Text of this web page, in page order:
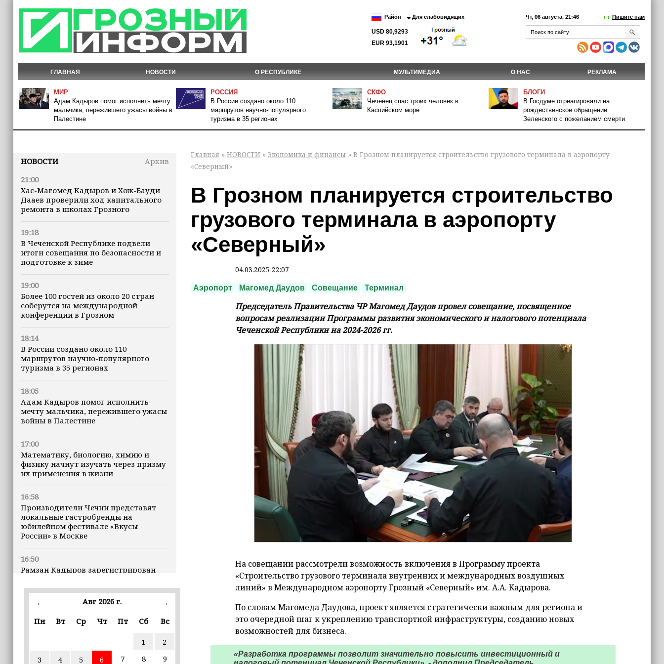
Район Для слабовидящих
USD 80,9293
EUR 93,1901
Чт, 06 августа, 21:46 Пишите нам
ГЛАВНАЯ НОВОСТИ О РЕСПУБЛИКЕ МУЛЬТИМЕДИА О НАС РЕКЛАМА
МИР
Адам Кадыров помог исполнить мечту
мальчика, пережившего ужасы войны в
Палестине
РОССИЯ
В России создано около 110
маршрутов научно-популярного
туризма в 35 регионах
СКФО
Чеченец спас троих человек в
Каспийском море
БЛОГИ
В Госдуме отреагировали на
рождественское обращение
Зеленского с пожеланием смерти
НОВОСТИ
Архив
21:00
Хас-Магомед Кадыров и Хож-Бауди
Дааев проверили ход капитального
ремонта в школах Грозного
19:18
В Чеченской Республике подвели
итоги совещания по безопасности и
подготовке к зиме
19:00
Более 100 гостей из около 20 стран
соберутся на международной
конференции в Грозном
18:14
В России создано около 110
маршрутов научно-популярного
туризма в 35 регионах
18:05
Адам Кадыров помог исполнить
мечту мальчика, пережившего ужасы
войны в Палестине
17:00
Математику, биологию, химию и
физику начнут изучать через призму
их применения в жизни
16:58
Производители Чечни представят
локальные гастробренды на
юбилейном фестивале «Вкусы
России» в Москве
16:50
Рамзан Кадыров зарегистрирован
16:47
землетрясения, рассказала
16:12
← Авг 2026 г.
→
Пн
Вт Ср Чт Пт Сб Вс
1
2
3
4 5 6 7 8
9
Главная » НОВОСТИ » Экономика и финансы » В Грозном планируется строительство грузового терминала в аэропорту
«Северный»
В Грозном планируется строительство
грузового терминала в аэропорту
«Северный»
04.03.2025 22:07
Аэропорт Магомед Даудов Совещание Терминал
Председатель Правительства ЧР Магомед Даудов провел совещание, посвященное
вопросам реализации Программы развития экономического и налогового потенциала
Чеченской Республики на 2024-2026 гг.
На совещании рассмотрели возможность включения в Программу проекта
«Строительство грузового терминала внутренних и международных воздушных
линий» в Международном аэропорту Грозный «Северный» им. А.А. Кадырова.
По словам Магомеда Даудова, проект является стратегически важным для региона и
это очередной шаг к укреплению транспортной инфраструктуры, созданию новых
возможностей для бизнеса.
«Разработка программы позволит значительно повысить инвестиционный и